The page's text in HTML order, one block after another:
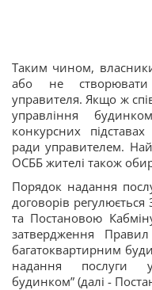
Таким чином,
або не
управителя. Якщо ж
управління
конкурсних
ради управителем.
ОСББ жителі також
Порядок надання
договорів
та Постановою
затвердження
багатоквартирним
надання послуги
будинком” (далі -